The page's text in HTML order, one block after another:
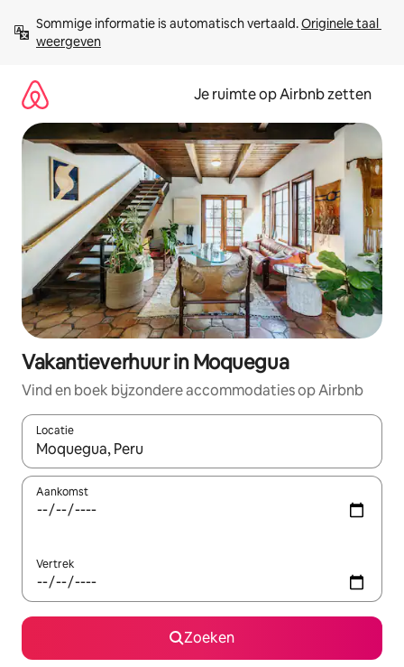
direct
naar
Sommige informatie is automatisch vertaald. Originele taal
weergeven
Je ruimte op Airbnb zetten
Vakantieverhuur in Moquegua
Vind en boek bijzondere accommodaties op Airbnb
Locatie
Wanneer er suggesties beschikbaar zijn, maak je een keuze
Aankomst
Vertrek
Zoeken